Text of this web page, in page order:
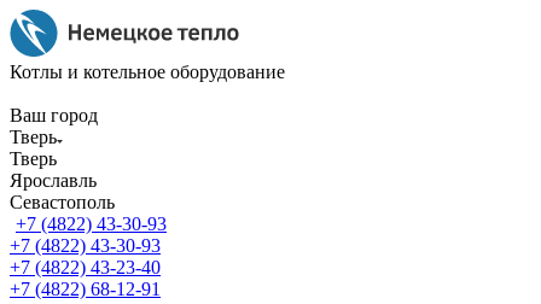
Котлы и котельное оборудование
Ваш город
Тверь
Тверь
Ярославль
Севастополь
+7 (4822) 43-30-93
+7 (4822) 43-30-93
+7 (4822) 43-23-40
+7 (4822) 68-12-91